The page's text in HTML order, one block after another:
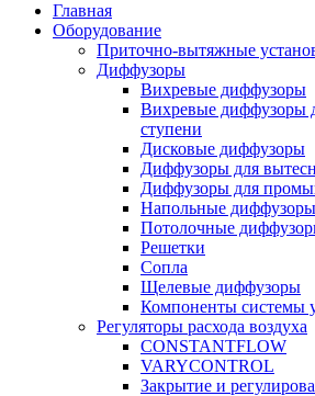
Главная
Оборудование
Приточно-вытяжные
Диффузоры
Вихревые диффузоры
Вихревые диффузоры
ступени
Дисковые диффузоры
Диффузоры для
Диффузоры для
Напольные диффузоры
Потолочные
Решетки
Сопла
Щелевые диффузоры
Компоненты системы
Регуляторы расхода воздуха
CONSTANTFLOW
VARYCONTROL
Закрытие и